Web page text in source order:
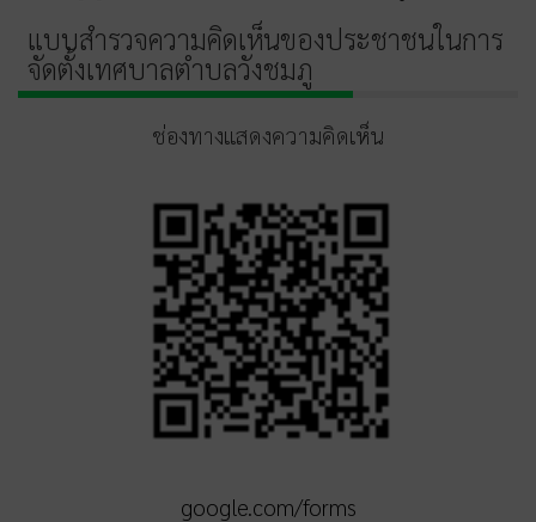
แบบสำรวจความคิดเห็นของประชาชนในการ
จัดตั้งเทศบาลตำบลวังชมภู
ช่องทางแสดงความคิดเห็น
google.com/forms